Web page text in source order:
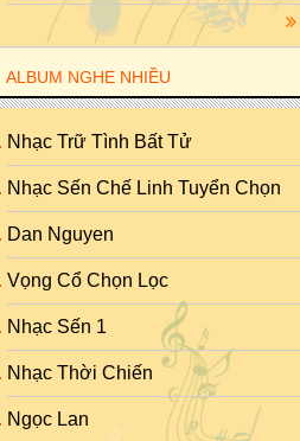
ALBUM NGHE NHIỀU
Nhạc Trữ Tình Bất Tử
Nhạc Sến Chế Linh Tuyển Chọn
Dan Nguyen
Vọng Cổ Chọn Lọc
Nhạc Sến 1
Nhạc Thời Chiến
Ngọc Lan